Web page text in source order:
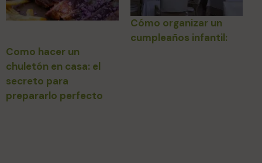
Como hacer un
chuletón en casa: el
secreto para
prepararlo perfecto
Cómo organizar un
cumpleaños infantil: